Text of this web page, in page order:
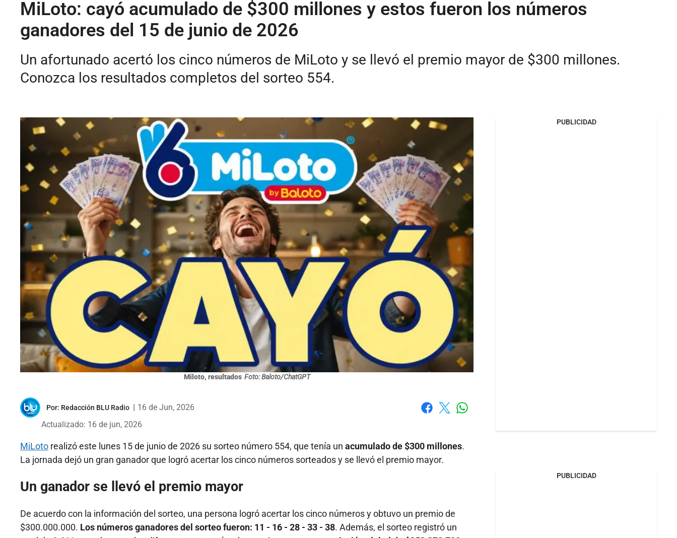
MiLoto: cayó acumulado de $300 millones y estos fueron los números
ganadores del 15 de junio de 2026
Un afortunado acertó los cinco números de MiLoto y se llevó el premio mayor de $300 millones.
Conozca los resultados completos del sorteo 554.
Miloto, resultados Foto: Baloto/ChatGPT
Por: Redacción BLU Radio
16 de Jun, 2026
Actualizado: 16 de jun, 2026
MiLoto realizó este lunes 15 de junio de 2026 su sorteo número 554, que tenía un acumulado de $300 millones.
La jornada dejó un gran ganador que logró acertar los cinco números sorteados y se llevó el premio mayor.
Un ganador se llevó el premio mayor
De acuerdo con la información del sorteo, una persona logró acertar los cinco números y obtuvo un premio de
$300.000.000. Los números ganadores del sorteo fueron: 11 - 16 - 28 - 33 - 38. Además, el sorteo registró un
PUBLICIDAD
PUBLICIDAD